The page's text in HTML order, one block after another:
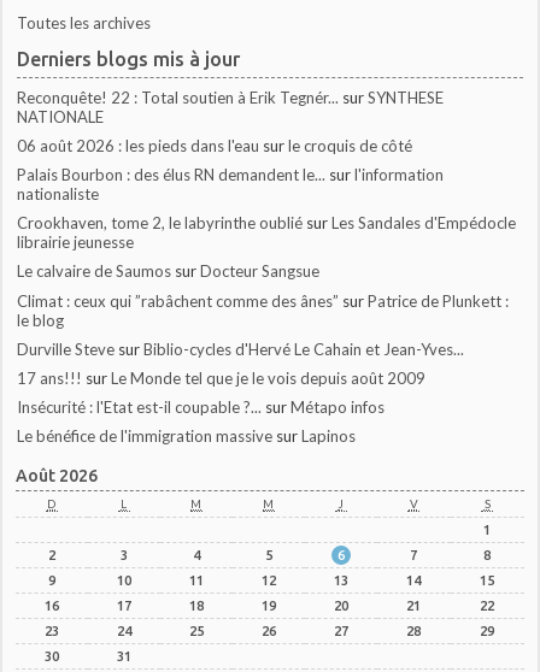
Toutes les archives
Derniers blogs mis à jour
Reconquête! 22 : Total soutien à Erik Tegnér... surSYNTHESE
NATIONALE
06 août 2026 : les pieds dans l'eau surle croquis de côté
Palais Bourbon : des élus RN demandent le... surl'information
nationaliste
Crookhaven, tome 2, le labyrinthe oublié surLes Sandales d'Empédocle
librairie jeunesse
Le calvaire de Saumos surDocteur Sangsue
Climat : ceux qui ”rabâchent comme des ânes” surPatrice de Plunkett :
le blog
Durville Steve surBiblio-cycles d'Hervé Le Cahain et Jean-Yves...
17 ans!!! surLe Monde tel que je le vois depuis août 2009
Insécurité : l'Etat est-il coupable ?... surMétapo infos
Le bénéfice de l'immigration massive surLapinos
Août 2026
D L M M J V S
1
2
3 4 5 6 7
8
9
10 11 12 13 14
15
16
17 18 19 20 21
22
23
24 25 26 27 28
29
30
31